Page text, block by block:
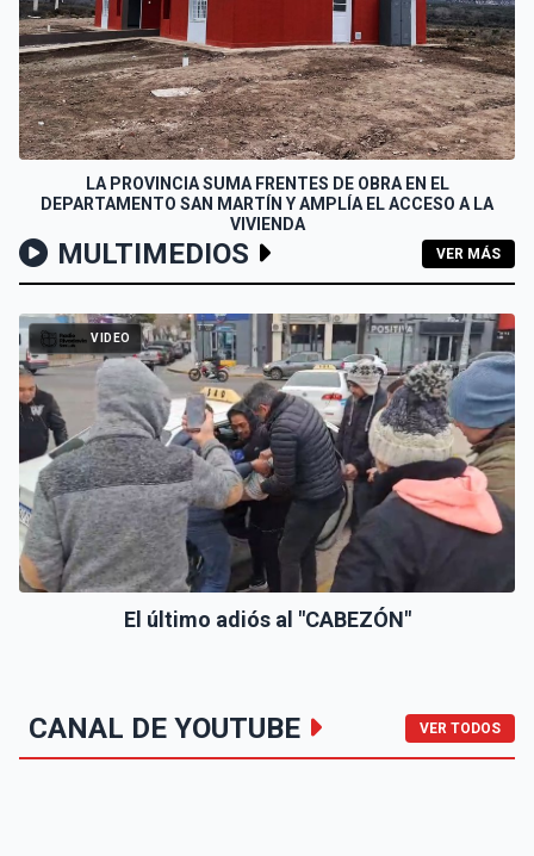
LA PROVINCIA SUMA FRENTES DE OBRA EN EL
DEPARTAMENTO SAN MARTÍN Y AMPLÍA EL ACCESO A LA
VIVIENDA
MULTIMEDIOS VER MÁS
VIDEO
El último adiós al "CABEZÓN"
CANAL DE YOUTUBE VER TODOS